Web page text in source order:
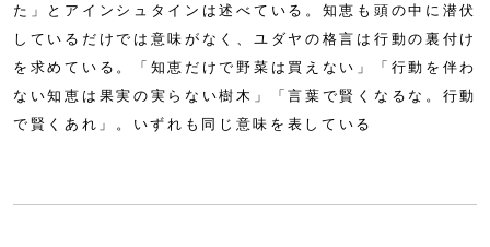
た」とアインシュタインは述べている。知恵も頭の中に潜伏
しているだけでは意味がなく、ユダヤの格言は行動の裏付け
を求めている。「知恵だけで野菜は買えない」「行動を伴わ
ない知恵は果実の実らない樹木」「言葉で賢くなるな。行動
で賢くあれ」。いずれも同じ意味を表している